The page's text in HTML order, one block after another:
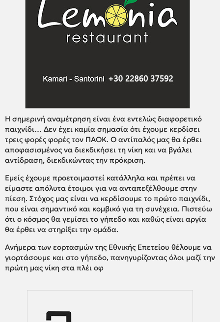
Η σημερινή αναμέτρηση είναι ένα εντελώς διαφορετικό
παιχνίδι… Δεν έχει καμία σημασία ότι έχουμε κερδίσει
τρεις φορές φορές τον ΠΑΟΚ. Ο αντίπαλός μας θα έρθει
αποφασισμένος να διεκδικήσει τη νίκη και να βγάλει
αντίδραση, διεκδικώντας την πρόκριση.
Εμείς έχουμε προετοιμαστεί κατάλληλα και πρέπει να
είμαστε απόλυτα έτοιμοι για να ανταπεξέλθουμε στην
πίεση. Στόχος μας είναι να κερδίσουμε το πρώτο παιχνίδι,
που είναι σημαντικό και κομβικό για τη συνέχεια. Πιστεύω
ότι ο κόσμος θα γεμίσει το γήπεδο και καθώς είναι αργία
θα έρθει να στηρίξει την ομάδα.
Ανήμερα των εορτασμών της Εθνικής Επετείου θέλουμε να
γιορτάσουμε και στο γήπεδο, πανηγυρίζοντας όλοι μαζί την
πρώτη μας νίκη στα πλέι οφ